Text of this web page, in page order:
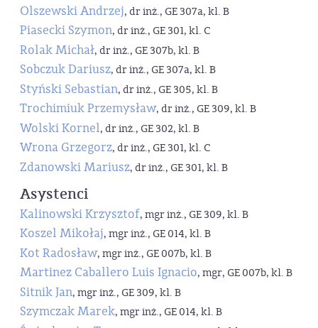
Olszewski Andrzej, dr inż., GE 307a, kl. B
Piasecki Szymon, dr inż., GE 301, kl. C
Rolak Michał, dr inż., GE 307b, kl. B
Sobczuk Dariusz, dr inż., GE 307a, kl. B
Styński Sebastian, dr inż., GE 305, kl. B
Trochimiuk Przemysław, dr inż., GE 309, kl. B
Wolski Kornel, dr inż., GE 302, kl. B
Wrona Grzegorz, dr inż., GE 301, kl. C
Zdanowski Mariusz, dr inż., GE 301, kl. B
Asystenci
Kalinowski Krzysztof, mgr inż., GE 309, kl. B
Koszel Mikołaj, mgr inż., GE 014, kl. B
Kot Radosław, mgr inż., GE 007b, kl. B
Martinez Caballero Luis Ignacio, mgr, GE 007b, kl. B
Sitnik Jan, mgr inż., GE 309, kl. B
Szymczak Marek, mgr inż., GE 014, kl. B